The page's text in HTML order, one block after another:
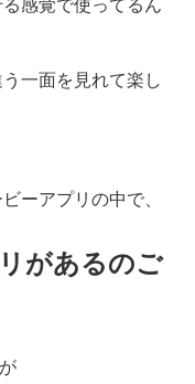
一面を見れて楽し
ーアプリの中で、
があるのご